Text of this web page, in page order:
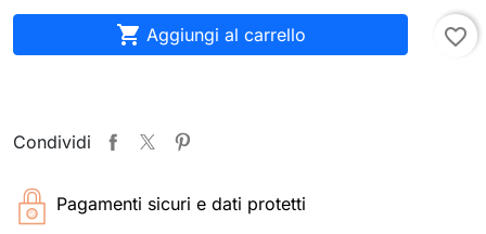
 Aggiungi al carrello favorite_border
Condividi
Pagamenti sicuri e dati protetti